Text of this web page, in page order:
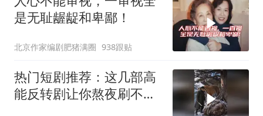
是无耻龌龊和卑鄙！
北京作家编剧肥猪满圈 938跟贴
热门短剧推荐：这几部高
能反转剧让你熬夜刷不